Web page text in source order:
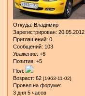
Откуда: Владимир
Зарегистрирован: 20.05.2012
Приглашений: 0
Сообщений: 103
Уважение: +6
Позитив: +5
Пол:
Возраст: 62 [1963-11-02]
Провел на форуме:
3 дня 5 часов